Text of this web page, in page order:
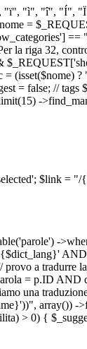
"ì", "î", "Í",
=
==
riga 32,
= false; //
-
$link =
-
a tradurre
= p.ID
una
array()) -
> 0) {